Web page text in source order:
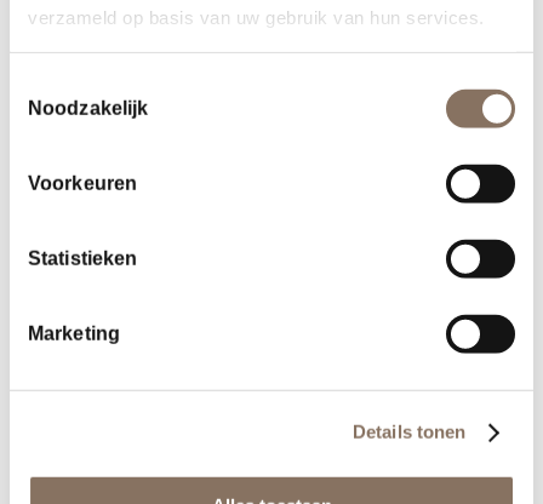
verzameld op basis van uw gebruik van hun services.
Noodzakelijk
Voorkeuren
Statistieken
Marketing
Details tonen